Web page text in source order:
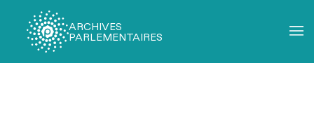
ARCHIVES
PARLEMENTAIRES